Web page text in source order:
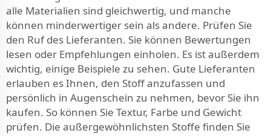
alle Materialien sind gleichwertig, und manche
können minderwertiger sein als andere. Prüfen Sie
den Ruf des Lieferanten. Sie können Bewertungen
lesen oder Empfehlungen einholen. Es ist außerdem
wichtig, einige Beispiele zu sehen. Gute Lieferanten
erlauben es Ihnen, den Stoff anzufassen und
persönlich in Augenschein zu nehmen, bevor Sie ihn
kaufen. So können Sie Textur, Farbe und Gewicht
prüfen. Die außergewöhnlichsten Stoffe finden Sie